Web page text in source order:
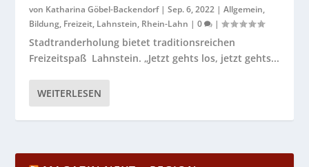
von Katharina Göbel-Backendorf|Sep. 6, 2022 |Allgemein,
Bildung, Freizeit, Lahnstein, Rhein-Lahn |0 |
Stadtranderholung bietet traditionsreichen
Freizeitspaß Lahnstein. „Jetzt gehts los, jetzt gehts...
WEITERLESEN